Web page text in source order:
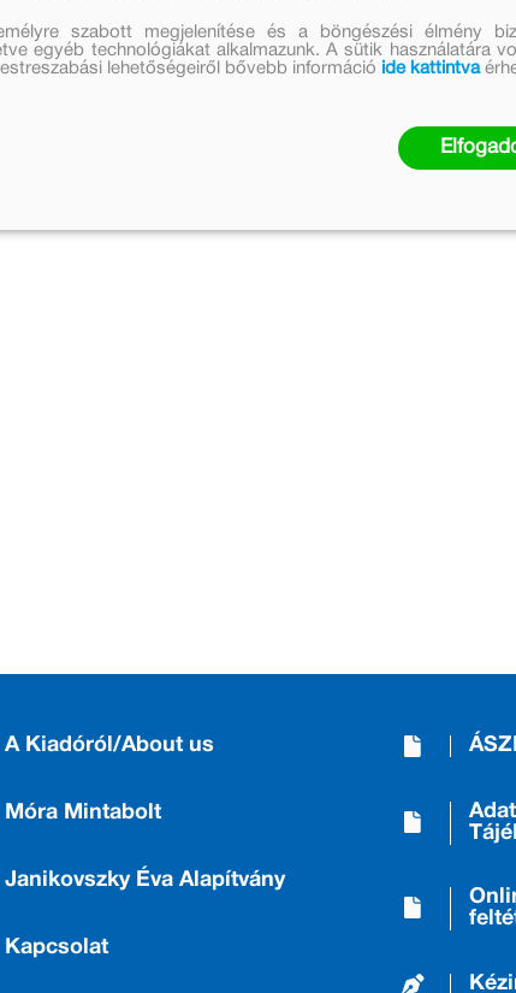
A Kiadóról/About us
Móra Mintabolt
Janikovszky Éva Alapítvány
Kapcsolat
szabott megjelenítése és a böngészési élmény
egyéb technológiákat alkalmazunk. A sütik használatára
lehetőségeiről bővebb információ ide kattintva